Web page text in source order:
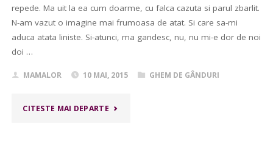
repede. Ma uit la ea cum doarme, cu falca cazuta si parul zbarlit.
N-am vazut o imagine mai frumoasa de atat. Si care sa-mi
aduca atata liniste. Si-atunci, ma gandesc, nu, nu mi-e dor de noi
doi …
MAMALOR 10 MAI, 2015 GHEM DE GÂNDURI
CITESTE MAI DEPARTE"DOR